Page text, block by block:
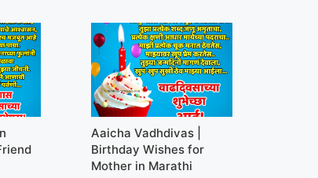
Aaicha Vadhdivas |
Birthday Wishes for
Mother in Marathi